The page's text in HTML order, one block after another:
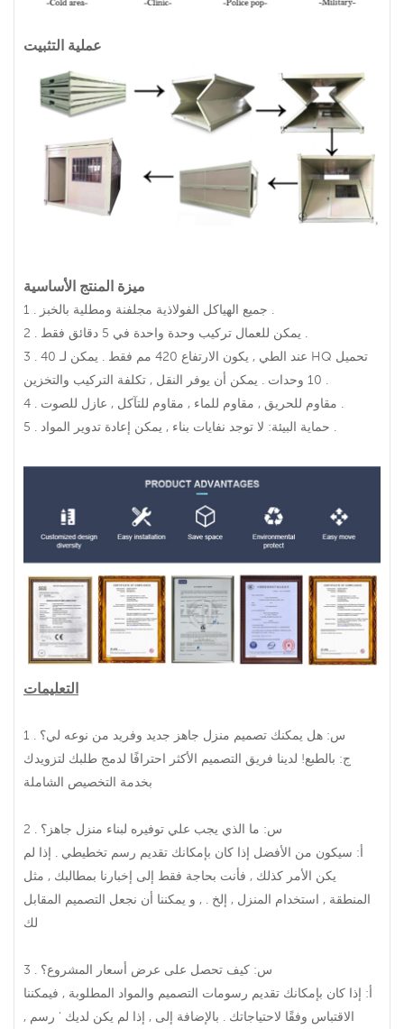
عملية التثبيت
ميزة المنتج الأساسية
3 . عند الطي , يكون الارتفاع 420 مم فقط . يمكن لـ 40 HQ تحميل
التعليمات
1 . س: هل يمكنك تصميم منزل جاهز جديد وفريد من نوعه لي؟
ج: بالطبع! لدينا فريق التصميم الأكثر احترافًا لدمج طلبك لتزويدك
2 . س: ما الذي يجب علي توفيره لبناء منزل جاهز؟
أ: سيكون من الأفضل إذا كان بإمكانك تقديم رسم تخطيطي . إذا لم
يكن الأمر كذلك , فأنت بحاجة فقط إلى إخبارنا بمطالبك , مثل
المنطقة , استخدام المنزل , إلخ . , و يمكننا أن نجعل التصميم المقابل
3 . س: كيف تحصل على عرض أسعار المشروع؟
أ: إذا كان بإمكانك تقديم رسومات التصميم والمواد المطلوبة , فيمكننا
الاقتباس وفقًا لاحتياجاتك . بالإضافة إلى , إذا لم يكن لديك ' رسم ,